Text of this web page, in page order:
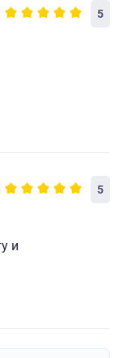
5
5
и